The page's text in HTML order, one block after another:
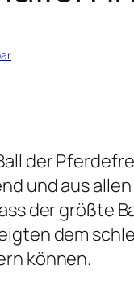
der
und aus
der größte
dem
können.